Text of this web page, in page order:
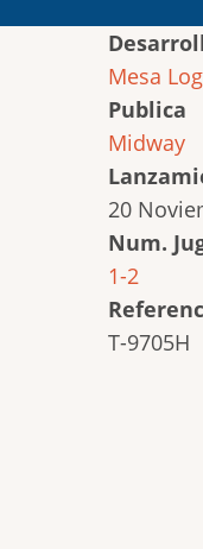
Mesa
Publica
Midway
20
Num.
1-2
T-9705H